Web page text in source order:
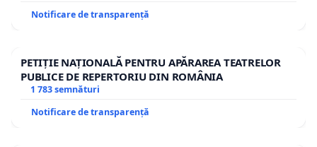
Notificare de transparență
PETIȚIE NAȚIONALĂ PENTRU APĂRAREA TEATRELOR
PUBLICE DE REPERTORIU DIN ROMÂNIA
1 783 semnături
Notificare de transparență